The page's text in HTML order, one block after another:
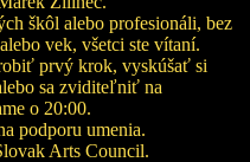
škôl alebo profesionáli, bez
vek, všetci ste vítaní.
prvý krok, vyskúšať si
sa zviditeľniť na
o 20:00.
podporu umenia.
Arts Council.